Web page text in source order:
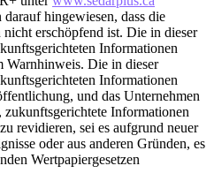
hingewiesen, dass die
erschöpfend ist. Die in dieser
Informationen
Warnhinweis. Die in dieser
Informationen
und das Unternehmen
Informationen
revidieren, sei es aufgrund neuer
oder aus anderen Gründen, es
Wertpapiergesetzen